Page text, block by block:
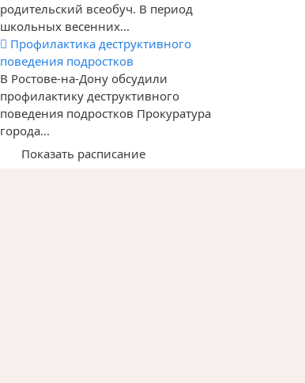
родительский всеобуч. В период
школьных весенних...
Профилактика деструктивного
поведения подростков
В Ростове-на-Дону обсудили
профилактику деструктивного
поведения подростков Прокуратура
города...
Показать расписание